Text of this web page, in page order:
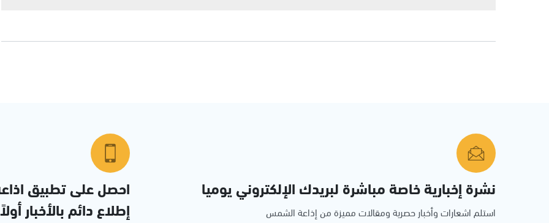
نشرة إخبارية خاصة مباشرة لبريدك الإلكتروني يوميا
استلم اشعارات وأخبار حصرية ومقالات مميزة من إذاعة الشمس
احصل على تطبيق
إطلاع دائم بالأخبار